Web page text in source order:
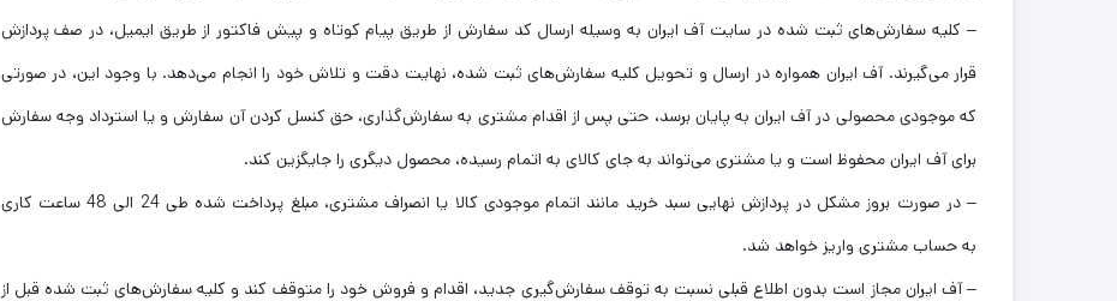
– کلیه سفارش‌های ثبت شده در سایت آف ایران به وسیله ارسال کد سفارش از طریق پیام کوتاه و پیش فاکتور از طریق ایمیل، در صف پردازش
قرار می‌گیرند. آف ایران همواره در ارسال و تحویل کلیه سفارش‌های ثبت شده، نهایت دقت و تلاش خود را انجام می‌دهد. با وجود این، در صورتی
که موجودی محصولی در آف ایران به پایان برسد، حتی پس از اقدام مشتری به سفارش‌گذاری، حق کنسل کردن آن سفارش و یا استرداد وجه سفارش
برای آف ایران محفوظ است و یا مشتری می‌تواند به جای کالای به اتمام رسیده، محصول دیگری را جایگزین کند.
– در صورت بروز مشکل در پردازش نهایی سبد خرید مانند اتمام موجودی کالا یا انصراف مشتری، مبلغ پرداخت شده طی 24 الی 48 ساعت کاری
به حساب مشتری واریز خواهد شد.
– آف ایران مجاز است بدون اطلاع قبلی نسبت به توقف سفارش‌گیری جدید، اقدام و فروش خود را متوقف کند و کلیه سفارش‌های ثبت شده قبل از